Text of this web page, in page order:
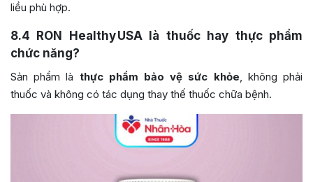
liều phù hợp.
8.4
RON Healthy USA là thuốc hay thực phẩm
chức năng?
Sản phẩm là thực phẩm bảo vệ sức khỏe, không phải
thuốc và không có tác dụng thay thế thuốc chữa bệnh.